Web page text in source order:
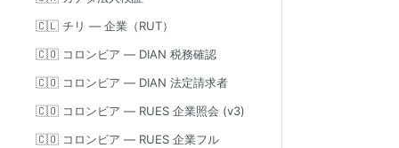
🇨🇱 チリ — 企業（RUT）
🇨🇴 コロンビア — DIAN 税務確認
🇨🇴 コロンビア — DIAN 法定請求者
🇨🇴 コロンビア — RUES 企業照会 (v3)
🇨🇴 コロンビア — RUES 企業フル